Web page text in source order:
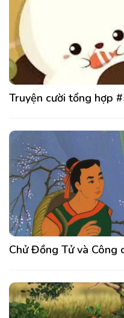
Truyện cười tổng hợp
Chử Đồng Tử và Công